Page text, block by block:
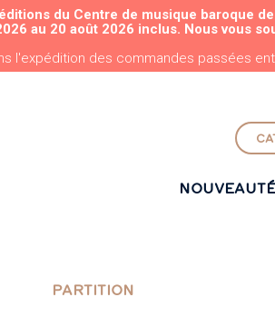
ALLER AU CONTENU
du Centre de musique baroque
au 20 août 2026 inclus. Nous vous
l'expédition des commandes passées
PARTITION